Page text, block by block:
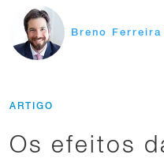
Breno
ARTIGO
Os efeitos